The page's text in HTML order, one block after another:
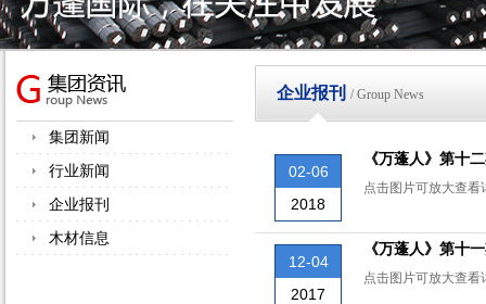
集团新闻
行业新闻
企业报刊
木材信息
企业报刊 / Group News
《万蓬人》第十
02-06
2018
点击图片可放大查看
《万蓬人》第十
12-04
2017
点击图片可放大查看